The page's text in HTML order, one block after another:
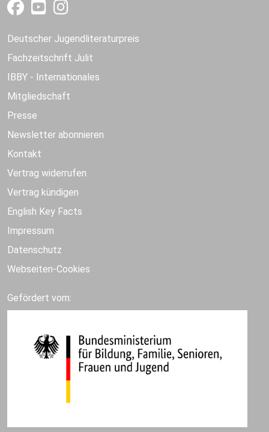
Deutscher Jugendliteraturpreis
Fachzeitschrift Julit
IBBY - Internationales
Mitgliedschaft
Presse
Newsletter abonnieren
Kontakt
Vertrag widerrufen
Vertrag kündigen
English Key Facts
Impressum
Datenschutz
Webseiten-Cookies
Gefördert vom: